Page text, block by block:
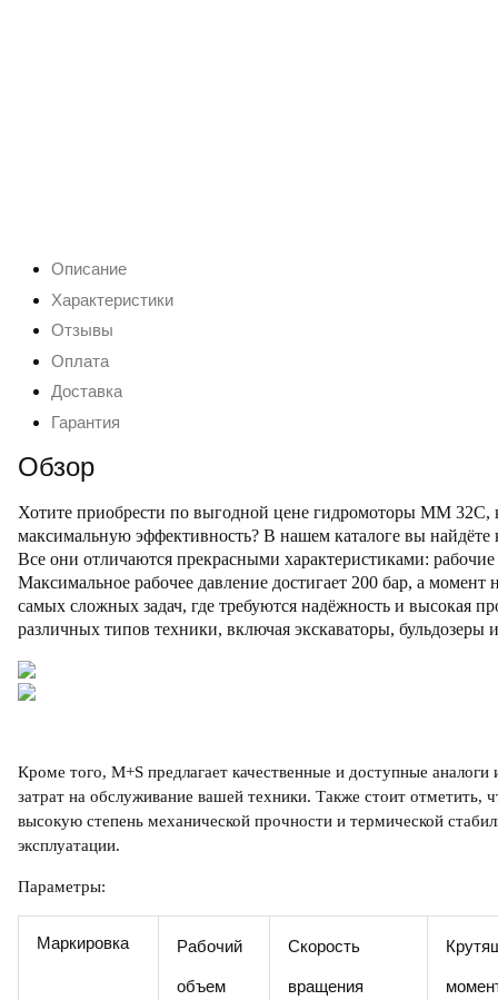
Описание
Характеристики
Отзывы
Оплата
Доставка
Гарантия
Обзор
Хотите приобрести по выгодной цене гидромоторы MM 32C,
максимальную эффективность? В нашем каталоге вы
Все они отличаются прекрасными характеристиками:
Максимальное рабочее давление достигает 200 бар, а
самых сложных задач, где требуются надёжность и высокая
различных типов техники, включая экскаваторы,
Кроме того, M+S предлагает качественные и доступные аналоги
затрат на обслуживание вашей техники. Также стоит отметить,
высокую степень механической прочности и термической
эксплуатации.
Параметры:
Маркировка Рабочий
объем
Скорость
вращения